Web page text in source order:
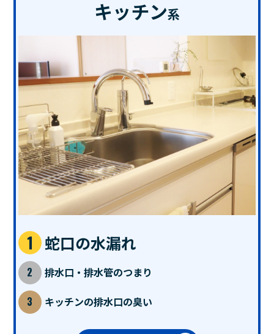
キッチン系
蛇口の水漏れ
排水口・排水管のつまり
キッチンの排水口の臭い